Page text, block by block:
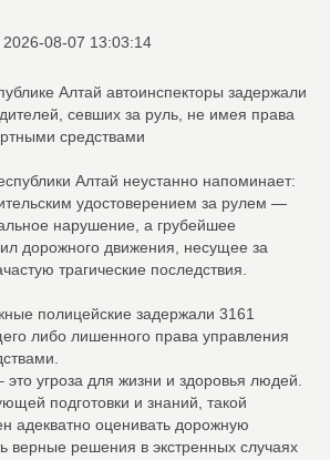
2026-08-07 13:03:14
Алтай автоинспекторы задержали
севших за руль, не имея права
средствами
Алтай неустанно напоминает:
удостоверением за рулем —
нарушение, а грубейшее
дорожного движения, несущее за
трагические последствия.
полицейские задержали 3161
либо лишенного права управления
угроза для жизни и здоровья людей.
подготовки и знаний, такой
адекватно оценивать дорожную
верные решения в экстренных случаях